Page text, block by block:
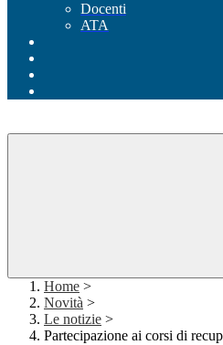
Docenti
ATA
Home >
Novità >
Le notizie >
Partecipazione ai corsi di